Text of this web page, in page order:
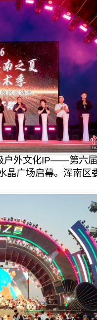
户外文化IP——第六届
晶广场启幕。浑南区